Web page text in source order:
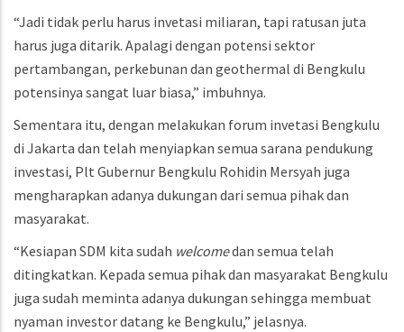
“Jadi tidak perlu harus invetasi miliaran, tapi ratusan juta
harus juga ditarik. Apalagi dengan potensi sektor
pertambangan, perkebunan dan geothermal di Bengkulu
potensinya sangat luar biasa,” imbuhnya.
Sementara itu, dengan melakukan forum invetasi Bengkulu
di Jakarta dan telah menyiapkan semua sarana pendukung
investasi, Plt Gubernur Bengkulu Rohidin Mersyah juga
mengharapkan adanya dukungan dari semua pihak dan
masyarakat.
“Kesiapan SDM kita sudah welcomedan semua telah
ditingkatkan. Kepada semua pihak dan masyarakat Bengkulu
juga sudah meminta adanya dukungan sehingga membuat
nyaman investor datang ke Bengkulu,” jelasnya.